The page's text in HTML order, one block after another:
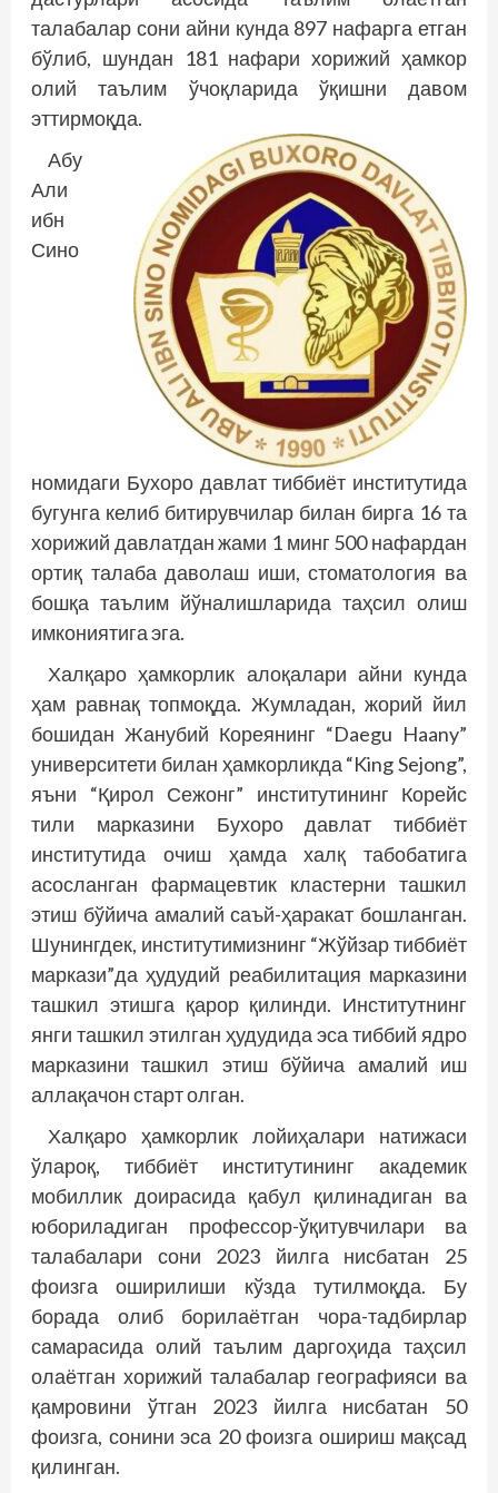
талабалар сони айни кунда 897 нафарга етган
бўлиб, шундан 181 нафари хорижий ҳамкор
олий таълим ўчоқларида ўқишни давом
эттирмоқда.
Абу
Али
ибн
Сино
номидаги Бухоро давлат тиббиёт институтида
бугунга келиб битирувчилар билан бирга 16 та
хорижий давлатдан жами 1 минг 500 нафардан
ортиқ талаба даволаш иши, стоматология ва
бошқа таълим йўналишларида таҳсил олиш
имкониятига эга.
Халқаро ҳамкорлик алоқалари айни кунда
ҳам равнақ топмоқда. Жумладан, жорий йил
бошидан Жанубий Кореянинг “Daegu Haany”
университети билан ҳамкорликда “King Sejong”,
яъни “Қирол Сежонг” институтининг Корейс
тили марказини Бухоро давлат тиббиёт
институтида очиш ҳамда халқ табобатига
асосланган фармацевтик кластерни ташкил
этиш бўйича амалий саъй-ҳаракат бошланган.
Шунингдек, институтимизнинг “Жўйзар тиббиёт
маркази”да ҳудудий реабилитация марказини
ташкил этишга қарор қилинди. Институтнинг
янги ташкил этилган ҳудудида эса тиббий ядро
марказини ташкил этиш бўйича амалий иш
аллақачон старт олган.
Халқаро ҳамкорлик лойиҳалари натижаси
ўлароқ, тиббиёт институтининг академик
мобиллик доирасида қабул қилинадиган ва
юбориладиган профессор-ўқитувчилари ва
талабалари сони 2023 йилга нисбатан 25
фоизга оширилиши кўзда тутилмоқда. Бу
борада олиб борилаётган чора-тадбирлар
самарасида олий таълим даргоҳида таҳсил
олаётган хорижий талабалар географияси ва
қамровини ўтган 2023 йилга нисбатан 50
фоизга, сонини эса 20 фоизга ошириш мақсад
қилинган.